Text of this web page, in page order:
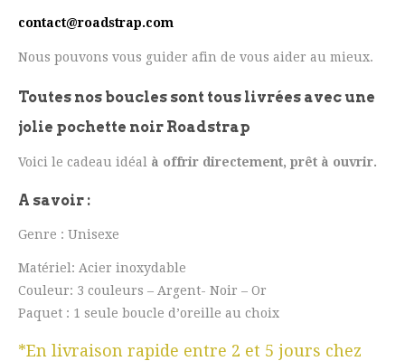
contact@roadstrap.com
Nous pouvons vous guider afin de vous aider au mieux.
Toutes nos boucles sont tous livrées avec une
jolie pochette noir Roadstrap
Voici le cadeau idéal à offrir directement, prêt à ouvrir.
A savoir :
Genre : Unisexe
Matériel: Acier inoxydable
Couleur: 3 couleurs – Argent- Noir – Or
Paquet : 1 seule boucle d’oreille au choix
*En livraison rapide entre 2 et 5 jours chez